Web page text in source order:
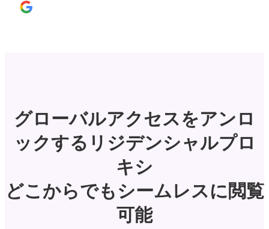
グローバルアクセスをアンロ
ックするリジデンシャルプロ
キシ
どこからでもシームレスに閲覧
可能